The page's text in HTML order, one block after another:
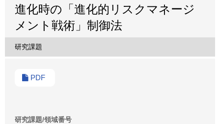
進化時の「進化的リスクマネージ
メント戦術」制御法
研究課題
PDF
研究課題/領域番号